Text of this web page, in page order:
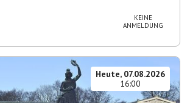
KEINE
ANMELDUNG
Heute, 07.08.2026
16:00